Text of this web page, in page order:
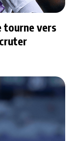
tourne vers